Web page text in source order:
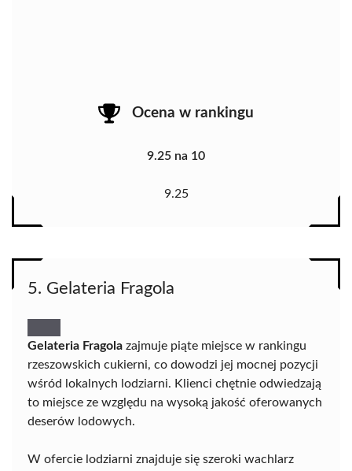
Ocena w rankingu
9.25 na 10
9.25
5. Gelateria Fragola
Gelateria Fragola zajmuje piąte miejsce w rankingu
rzeszowskich cukierni, co dowodzi jej mocnej pozycji
wśród lokalnych lodziarni. Klienci chętnie odwiedzają
to miejsce ze względu na wysoką jakość oferowanych
deserów lodowych.
W ofercie lodziarni znajduje się szeroki wachlarz